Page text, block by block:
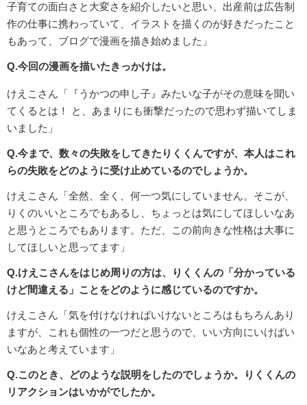
子育ての面白さと大変さを紹介したいと思い、出産前は広告制
作の仕事に携わっていて、イラストを描くのが好きだったこと
もあって、ブログで漫画を描き始めました」
Q.今回の漫画を描いたきっかけは。
けえこさん「『うかつの申し子』みたいな子がその意味を聞い
てくるとは！ と、あまりにも衝撃だったので思わず描いてしま
いました」
Q.今まで、数々の失敗をしてきたりくくんですが、本人はこれ
らの失敗をどのように受け止めているのでしょうか。
けえこさん「全然、全く、何一つ気にしていません。そこが、
りくのいいところでもあるし、ちょっとは気にしてほしいなあ
と思うところでもあります。ただ、この前向きな性格は大事に
してほしいと思ってます」
Q.けえこさんをはじめ周りの方は、りくくんの「分かっている
けど間違える」ことをどのように感じているのですか。
けえこさん「気を付けなければいけないところはもちろんあり
ますが、これも個性の一つだと思うので、いい方向にいけばい
いなあと考えています」
Q.このとき、どのような説明をしたのでしょうか。りくくんの
リアクションはいかがでしたか。